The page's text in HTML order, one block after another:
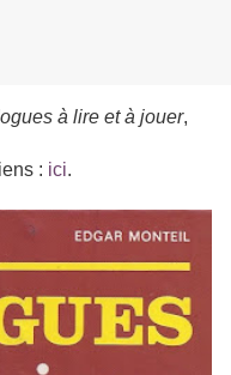
à lire et à jouer,
: ici.